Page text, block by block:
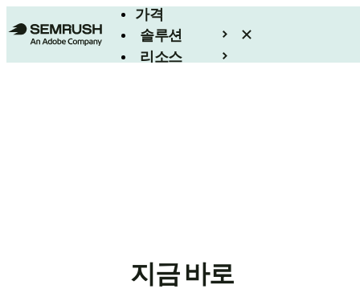
가격
솔루션
리소스
지금 바로